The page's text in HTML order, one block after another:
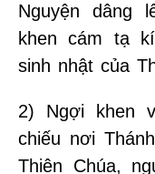
Nguyện dâng
khen cám tạ
sinh nhật của
2) Ngợi khen
chiếu nơi
Thiên Chúa,